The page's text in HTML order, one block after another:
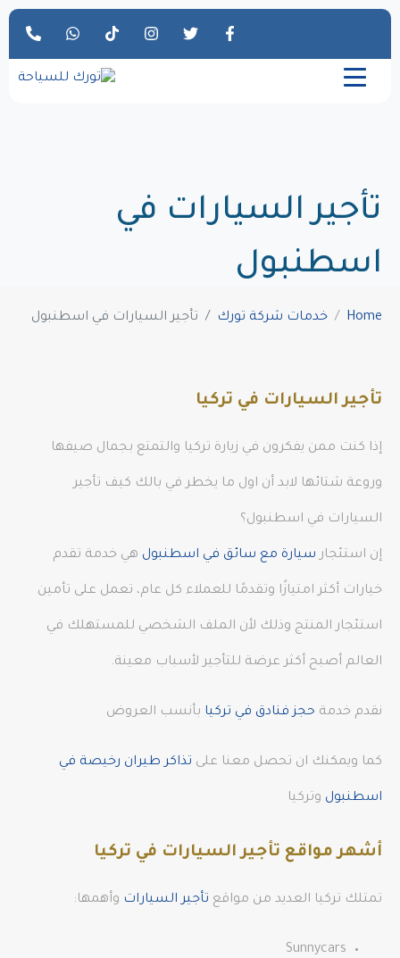
تأجير السيارات في
اسطنبول
Home خدمات شركة تورك تأجير السيارات في اسطنبول
تأجير السيارات في تركيا
إذا كنت ممن يفكرون في زيارة تركيا والتمتع بجمال صيفها
وروعة شتائها لابد أن اول ما يخطر في بالك كيف تأجير
السيارات في اسطنبول؟
إن استئجار سيارة مع سائق في اسطنبول هي خدمة تقدم
خيارات أكثر امتيازًا وتقدمًا للعملاء كل عام، تعمل على تأمين
استئجار المنتج وذلك لأن الملف الشخصي للمستهلك في
العالم أصبح أكثر عرضة للتأجير لأسباب معينة.
نقدم خدمة حجز فنادق في تركيا بأنسب العروض
كما ويمكنك ان تحصل معنا على تذاكر طيران رخيصة في
اسطنبول وتركيا
أشهر مواقع تأجير السيارات في تركيا
تمتلك تركيا العديد من مواقع تأجير السيارات وأهمها:
Sunnycars